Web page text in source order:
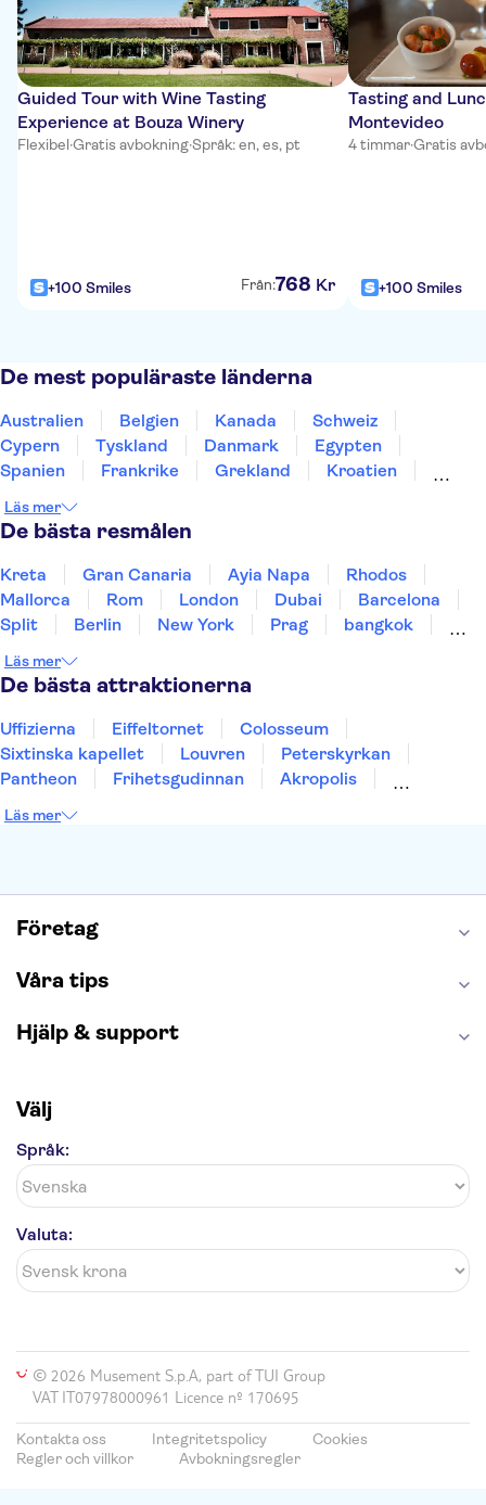
Guided Tour with Wine Tasting
Experience at Bouza Winery
Flexibel·Gratis avbokning·Språk: en, es, pt
+100 Smiles Från:768 Kr
Tasting and
Montevideo
4 timmar·Gratis
+100 Smiles
De mest populäraste länderna
Australien Belgien Kanada
Schweiz
Cypern
Tyskland Danmark
Egypten
Spanien
Frankrike Grekland
Kroatien
Sverige
Thailand
Läs mer
De bästa resmålen
Kreta Gran Canaria Ayia Napa
Rhodos
Mallorca
Rom London Dubai
Barcelona
Split
Berlin New York Prag
bangkok
Uppsala
Helsingborg
Läs mer
De bästa attraktionerna
Uffizierna Eiffeltornet
Colosseum
Sixtinska kapellet
Louvren
Peterskyrkan
Pantheon
Frihetsgudinnan
Akropolis
Burj Khalifa
Läs mer
Företag
Våra tips
Hjälp & support
Välj
Språk:
Valuta:
© 2026 Musement S.p.A, part of TUI Group
VAT IT07978000961 Licence nº 170695
Kontakta oss Integritetspolicy
Cookies
Regler och villkor
Avbokningsregler